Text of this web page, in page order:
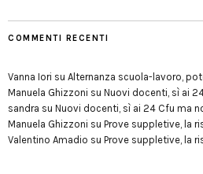
COMMENTI RECENTI
Vanna Iori su Alternanza scuola-lavoro,
Manuela Ghizzoni su Nuovi docenti, sì ai
sandra su Nuovi docenti, sì ai 24 Cfu ma
Manuela Ghizzoni su Prove suppletive, la
Valentino Amadio su Prove suppletive, la